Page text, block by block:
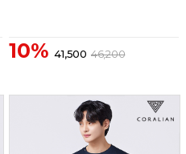
10% 41,500 46,200